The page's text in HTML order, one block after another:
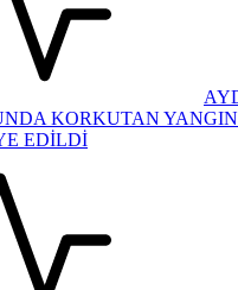
KORKUTAN
EDİLDİ